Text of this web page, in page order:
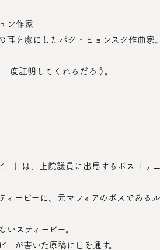
ン作家
を虜にしたパク・ヒョンスク作曲家。
度証明してくれるだろう。
スティービー。
が書いた原稿に目を通す。